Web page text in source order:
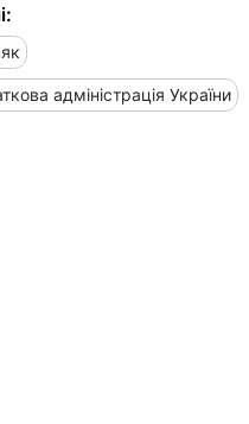
адмiністрація України